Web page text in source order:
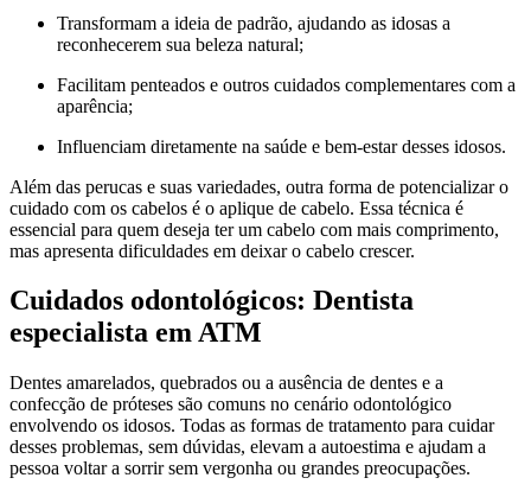
Transformam a ideia de padrão, ajudando as idosas a
reconhecerem sua beleza natural;
Facilitam penteados e outros cuidados complementares com a
aparência;
Influenciam diretamente na saúde e bem-estar desses idosos.
Além das perucas e suas variedades, outra forma de potencializar o
cuidado com os cabelos é o aplique de cabelo. Essa técnica é
essencial para quem deseja ter um cabelo com mais comprimento,
mas apresenta dificuldades em deixar o cabelo crescer.
Cuidados odontológicos: Dentista
especialista em ATM
Dentes amarelados, quebrados ou a ausência de dentes e a
confecção de próteses são comuns no cenário odontológico
envolvendo os idosos. Todas as formas de tratamento para cuidar
desses problemas, sem dúvidas, elevam a autoestima e ajudam a
pessoa voltar a sorrir sem vergonha ou grandes preocupações.